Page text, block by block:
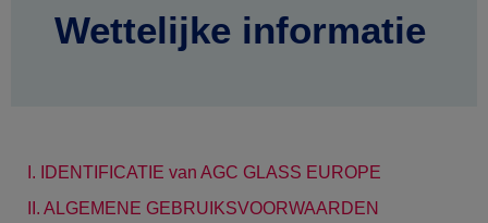
Wettelijke informatie
I. IDENTIFICATIE van AGC GLASS EUROPE
II. ALGEMENE GEBRUIKSVOORWAARDEN